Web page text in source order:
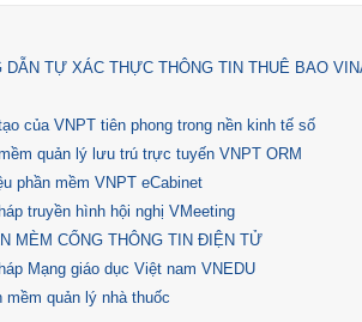
DẪN TỰ XÁC THỰC THÔNG TIN THUÊ BAO
của VNPT tiên phong trong nền kinh tế số
quản lý lưu trú trực tuyến VNPT ORM
phần mềm VNPT eCabinet
truyền hình hội nghị VMeeting
MÈM CỔNG THÔNG TIN ĐIỆN TỬ
Mạng giáo dục Việt nam VNEDU
quản lý nhà thuốc